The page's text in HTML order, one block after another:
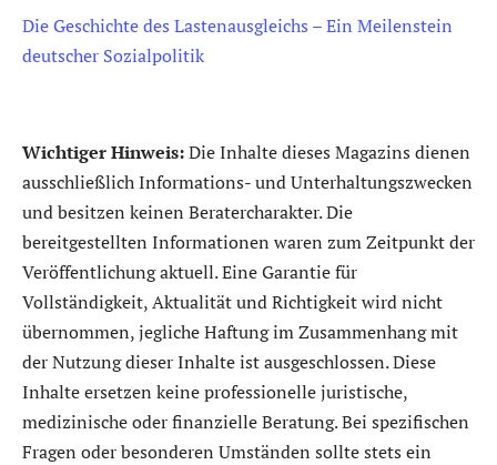
Die Geschichte des Lastenausgleichs – Ein Meilenstein
deutscher Sozialpolitik
Wichtiger Hinweis:Die Inhalte dieses Magazins dienen
ausschließlich Informations- und Unterhaltungszwecken
und besitzen keinen Beratercharakter. Die
bereitgestellten Informationen waren zum Zeitpunkt der
Veröffentlichung aktuell. Eine Garantie für
Vollständigkeit, Aktualität und Richtigkeit wird nicht
übernommen, jegliche Haftung im Zusammenhang mit
der Nutzung dieser Inhalte ist ausgeschlossen. Diese
Inhalte ersetzen keine professionelle juristische,
medizinische oder finanzielle Beratung. Bei spezifischen
Fragen oder besonderen Umständen sollte stets ein